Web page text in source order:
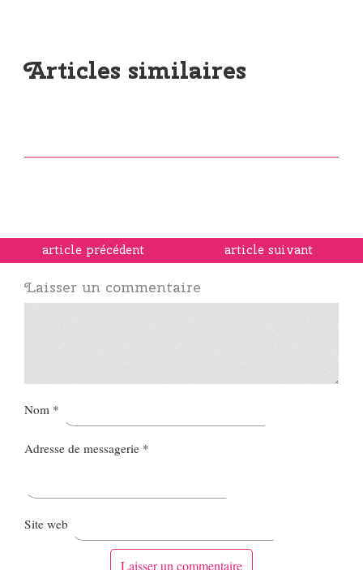
Articles similaires
article précédent article suivant
Laisser un commentaire
Nom *
Adresse de messagerie *
Site web